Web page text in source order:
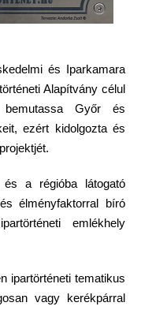
és Iparkamara
Alapítvány célul
Győr és
ezért kidolgozta és
a régióba látogató
élményfaktorral bíró
emlékhely
ipartörténeti tematikus
vagy kerékpárral